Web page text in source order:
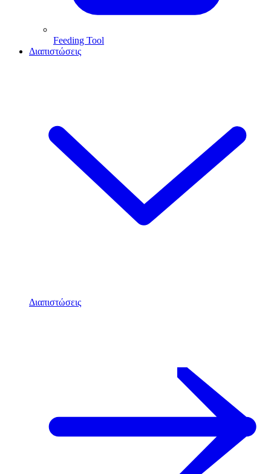
Feeding Tool
Διαπιστώσεις
Διαπιστώσεις